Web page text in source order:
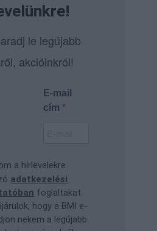
le legújabb
akcióinkról!
E-mail
cím
a hírlevelekre
adatkezelési
foglaltakat
hogy a BMI e-
nekem a legújabb